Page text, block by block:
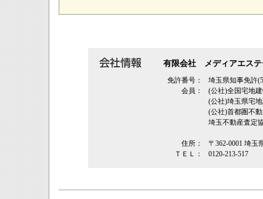
有限会社 メディアエステ
免許番号：
埼玉県知事免許
会員：
(公社)全国宅地
(公社)埼玉県宅
(公社)首都圏不
埼玉不動産査定
住所：
〒362‐0001 埼玉
ＴＥＬ：
0120-213-517